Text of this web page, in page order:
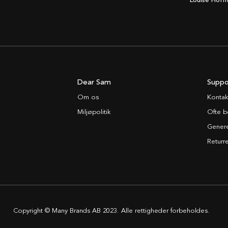
Dear Sam
Om os
Miljøpolitik
Ofte
Copyright © Many Brands AB 2023. Alle rettigheder forbeholdes.